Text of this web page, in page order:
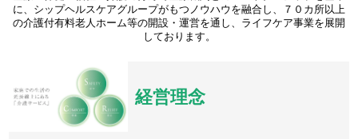
に、シップヘルスケアグループがもつノウハウを融合し、７０カ所以上
の介護付有料老人ホーム等の開設・運営を通し、ライフケア事業を展開
しております。
経営理念